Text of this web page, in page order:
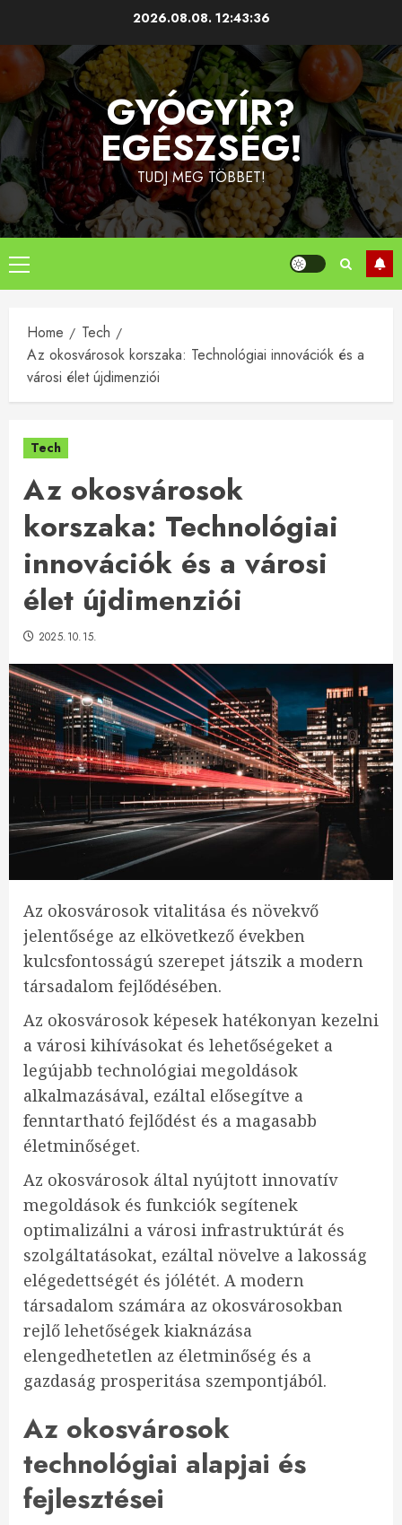
content
2026.08.08.12:43:37
GYÓGYÍR?
EGÉSZSÉG!
TUDJ MEG TÖBBET!
Primary
Menu
Home
Tech
Az okosvárosok korszaka: Technológiai innovációk és a
városi élet újdimenziói
Tech
Az okosvárosok
korszaka: Technológiai
innovációk és a városi
élet újdimenziói
2025.10.15.
Az okosvárosok vitalitása és növekvő
jelentősége az elkövetkező években
kulcsfontosságú szerepet játszik a modern
társadalom fejlődésében.
Az okosvárosok képesek hatékonyan kezelni
a városi kihívásokat és lehetőségeket a
legújabb technológiai megoldások
alkalmazásával, ezáltal elősegítve a
fenntartható fejlődést és a magasabb
életminőséget.
Az okosvárosok által nyújtott innovatív
megoldások és funkciók segítenek
optimalizálni a városi infrastruktúrát és
szolgáltatásokat, ezáltal növelve a lakosság
elégedettségét és jólétét. A modern
társadalom számára az okosvárosokban
rejlő lehetőségek kiaknázása
elengedhetetlen az életminőség és a
gazdaság prosperitása szempontjából.
Az okosvárosok
technológiai alapjai és
fejlesztései